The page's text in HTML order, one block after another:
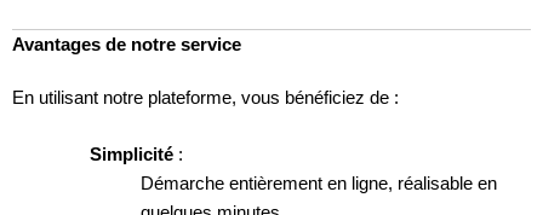
Avantages de notre service
En utilisant notre plateforme, vous bénéficiez de :
Simplicité:
Démarche entièrement en ligne, réalisable en